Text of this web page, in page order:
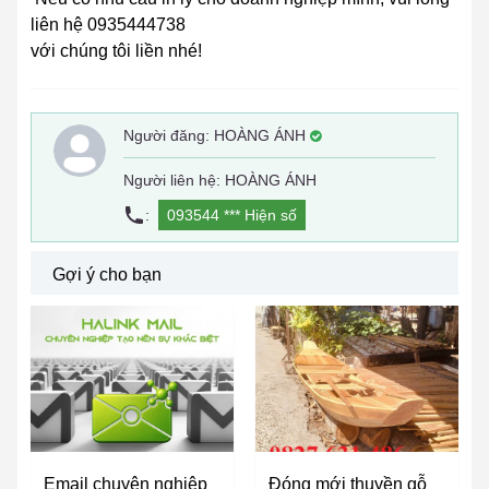
liên hệ 0935444738
với chúng tôi liền nhé!
Người đăng: HOÀNG ÁNH
Người liên hệ: HOÀNG ÁNH
:
093544 *** Hiện số
Gợi ý cho bạn
Email chuyên nghiệp Đóng mới thuyền gỗ